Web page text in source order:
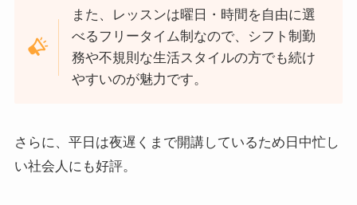
また、レッスンは曜日・時間を自由に選
べるフリータイム制なので、シフト制勤
務や不規則な生活スタイルの方でも続け
やすいのが魅力です。
さらに、平日は夜遅くまで開講しているため日中忙し
い社会人にも好評。